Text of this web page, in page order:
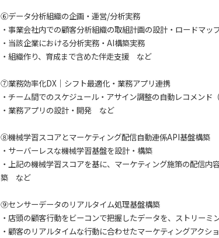
⑥データ分析組織の企画・運営/分析実務
・事業会社内での顧客分析組織の取組計画の設計・ロードマッ
・当該企業における分析実務・AI構築実務
・組織作り、育成まで含めた伴走支援 など
⑦業務効率化DX｜シフト最適化・業務アプリ連携
・チーム間でのスケジュール・アサイン調整の自動レコメンド
・業務アプリの設計・開発 など
⑧機械学習スコアとマーケティング配信自動連係API基盤構築
・サーバーレスな機械学習基盤を設計・構築
・上記の機械学習スコアを基に、マーケティング施策の配信
築 など
⑨センサーデータのリアルタイム処理基盤構築
・店頭の顧客行動をビーコンで把握したデータを、ストリーミ
・顧客のリアルタイムな行動に合わせたマーケティングアクシ